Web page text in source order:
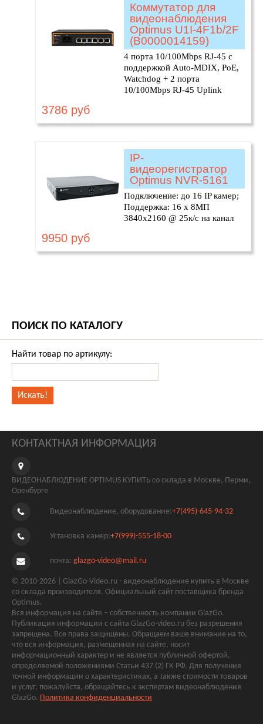
Коммутатор для
видеонаблюдения
Optimus U1I-4F1b/2F
(В0000014159)
4 порта 10/100Mbps RJ-45 с
поддержкой Auto-MDIX, PoE,
Watchdog + 2 порта
10/100Mbps RJ-45 Uplink
3786 руб
IP-
видеорегистратор
Optimus NVR-5161
Подключение: до 16 IP камер;
Поддержка: 16 х 8МП
3840х2160 @ 25к/с на канал
9950 руб
ПОИСК ПО КАТАЛОГУ
Найти товар по артикулу:
КОНТАКТНАЯ ИНФОРМАЦИЯ
ВИДЕОНАБЛЮДЕНИЕ OPTIMUS КУПИТЬ со склада в Москве, Перми,
Оренбурге
Видеонаблюдение, оборудование:+7(495)-645-94-32
Установка камер:+7(999)-555-18-00
почта: glazgo-video@mail.ru
© 2010-2026 | GlazGo-Video.ru - видеонаблюдение купить в Москве
со склада производителя. Официальный сайт поставщика бренда
Optimus.
Вся информация на сайте – собственность компании GlazGo.
Публикация информации с сайта GlazGo-video.ru без разрешения
запрещена. Все права защищены. Обращаем ваше внимание на то,
что вся информация, размещенная на сайте, носит
информационный характер и не является публичной офертой,
определяемой положениями Статьи 437 (2) ГК РФ. Для получения
точной информации о характеристиках, а также стоимости товаров
и услуг, пожалуйста, обращайтесь к экспертам видеонаблюдения
GlazGo. Политика конфиденциальности